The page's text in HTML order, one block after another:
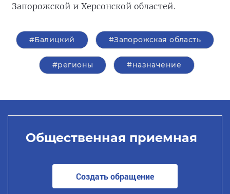
Запорожской и Херсонской областей.
#Балицкий #Запорожская область
#регионы #назначение
Общественная приемная
Создать обращение